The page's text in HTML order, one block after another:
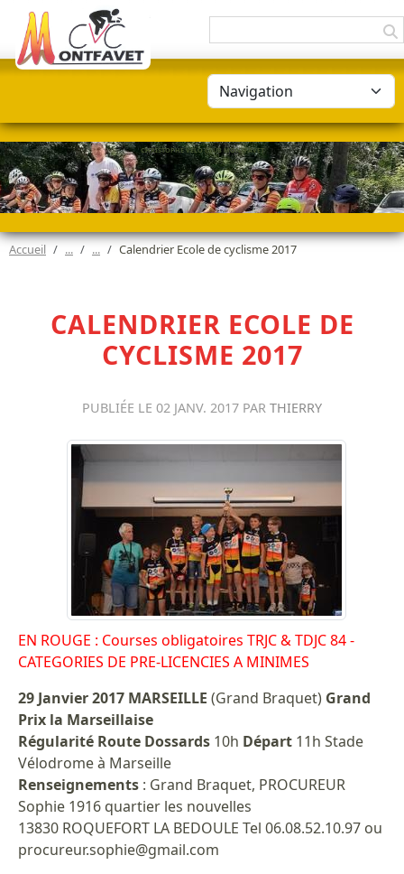
CHRISTOPHE VÉLO CLUB MONTFAVET
Accueil Calendrier Ecole de cyclisme 2017
CALENDRIER ECOLE DE
CYCLISME 2017
PUBLIÉE LE 02 JANV. 2017 PAR THIERRY
EN ROUGE : Courses obligatoires TRJC & TDJC 84 -
CATEGORIES DE PRE-LICENCIES A MINIMES
29 Janvier 2017 MARSEILLE (Grand Braquet) Grand
Prix la Marseillaise
Régularité Route Dossards 10h Départ 11h Stade
Vélodrome à Marseille
Renseignements : Grand Braquet, PROCUREUR
Sophie 1916 quartier les nouvelles
13830 ROQUEFORT LA BEDOULE Tel 06.08.52.10.97 ou
procureur.sophie@gmail.com
Panneau de gestion des cookies